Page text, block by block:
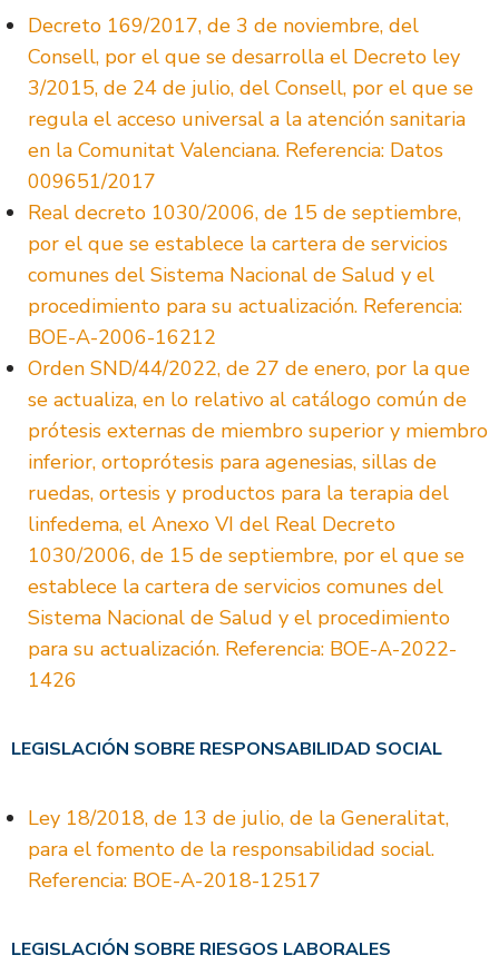
Decreto 169/2017, de 3 de noviembre, del
Consell, por el que se desarrolla el Decreto ley
3/2015, de 24 de julio, del Consell, por el que se
regula el acceso universal a la atención sanitaria
en la Comunitat Valenciana. Referencia: Datos
009651/2017
Real decreto 1030/2006, de 15 de septiembre,
por el que se establece la cartera de servicios
comunes del Sistema Nacional de Salud y el
procedimiento para su actualización. Referencia:
BOE-A-2006-16212
Orden SND/44/2022, de 27 de enero, por la que
se actualiza, en lo relativo al catálogo común de
prótesis externas de miembro superior y miembro
inferior, ortoprótesis para agenesias, sillas de
ruedas, ortesis y productos para la terapia del
linfedema, el Anexo VI del Real Decreto
1030/2006, de 15 de septiembre, por el que se
establece la cartera de servicios comunes del
Sistema Nacional de Salud y el procedimiento
para su actualización. Referencia: BOE-A-2022-
1426
LEGISLACIÓN SOBRE RESPONSABILIDAD SOCIAL
Ley 18/2018, de 13 de julio, de la Generalitat,
para el fomento de la responsabilidad social.
Referencia: BOE-A-2018-12517
LEGISLACIÓN SOBRE RIESGOS LABORALES